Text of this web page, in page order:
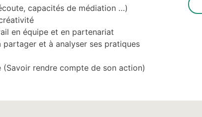
capacités de médiation …)
en équipe et en partenariat
et à analyser ses pratiques
rendre compte de son action)